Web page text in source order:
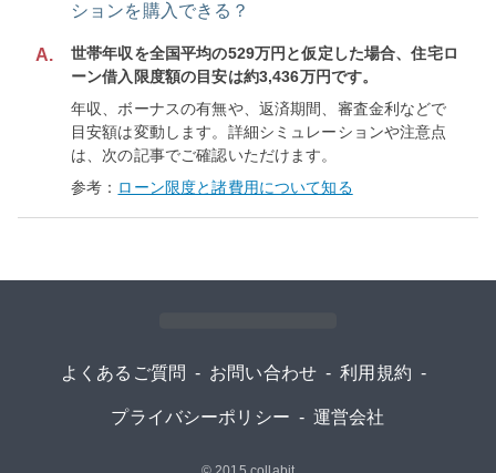
ションを購入できる？
A.
世帯年収を全国平均の529万円と仮定した場合、住宅ロ
ーン借入限度額の目安は約3,436万円です。
年収、ボーナスの有無や、返済期間、審査金利などで
目安額は変動します。詳細シミュレーションや注意点
は、次の記事でご確認いただけます。
参考： ローン限度と諸費用について知る
よくあるご質問 - お問い合わせ - 利用規約 -
プライバシーポリシー - 運営会社